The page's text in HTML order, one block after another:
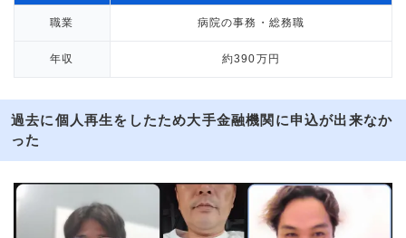
職業 病院の事務・総務職
年収 約390万円
過去に個人再生をしたため大手金融機関に申込が出来なか
った